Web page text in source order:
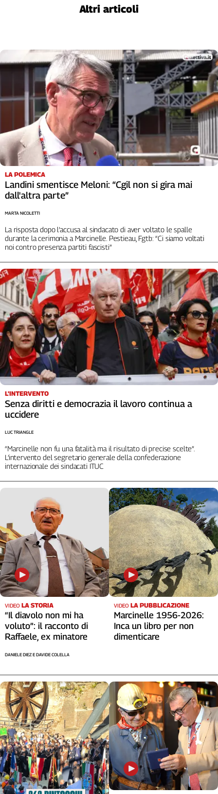
Newsletter
Social
Altri articoli
LA POLEMICA
Landini smentisce Meloni: “Cgil non si gira mai
dall'altra parte”
La risposta dopo l’accusa al sindacato di aver voltato le spalle
durante la cerimonia a Marcinelle. Pestieau, Fgtb: “Ci siamo voltati
noi contro presenza partiti fascisti”
MARTA NICOLETTI
L'INTERVENTO
Senza diritti e democrazia il lavoro continua a
uccidere
“Marcinelle non fu una fatalità ma il risultato di precise scelte”.
L’intervento del segretario generale della confederazione
internazionale dei sindacati ITUC
LUC TRIANGLE
VIDEO LA STORIA
“Il diavolo non mi ha
voluto”: il racconto di
Raffaele, ex minatore
DANIELE DIEZ E DAVIDE COLELLA
VIDEO LA PUBBLICAZIONE
Marcinelle 1956-2026:
Inca un libro per non
dimenticare